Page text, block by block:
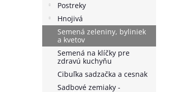
a
e
Postreky
Hnojivá
Semená zeleniny, byliniek
a kvetov
Semená na klíčky pre
zdravú kuchyňu
Cibuľka sadzačka a cesnak
Sadbové zemiaky -